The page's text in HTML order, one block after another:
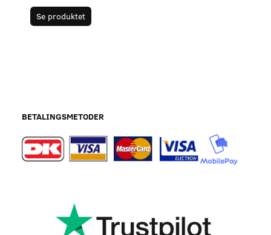
Se produktet
BETALINGSMETODER